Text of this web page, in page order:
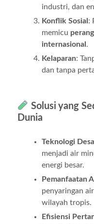
industri, dan
Konflik Sosial :
memicu
internasional .
Kelaparan:
dan tanpa
Solusi yang
Dunia
Teknologi
menjadi air
energi besar.
Pemanfaatan
penyaringan
wilayah tropis.
Efisiensi